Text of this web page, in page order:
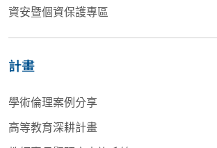
資安暨個資保護專區
計畫
學術倫理案例分享
高等教育深耕計畫